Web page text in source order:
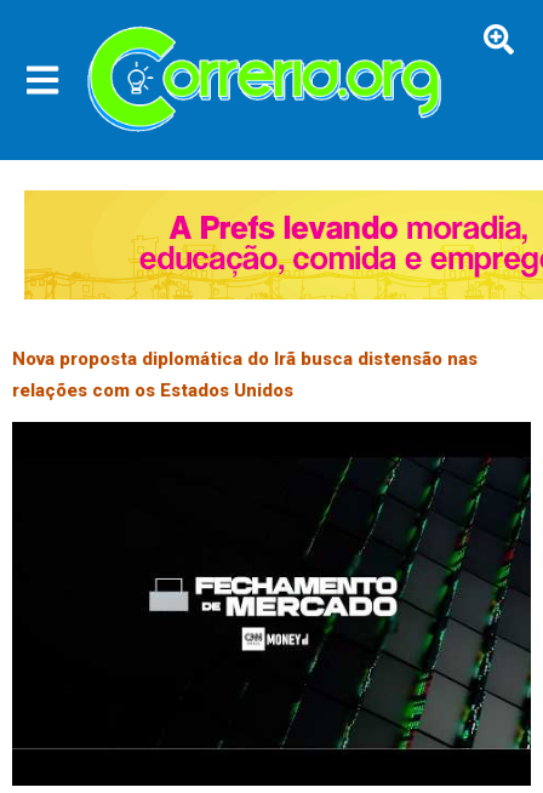
Nova proposta diplomática do Irã busca distensão nas
relações com os Estados Unidos